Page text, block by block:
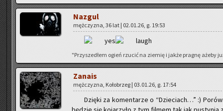
Na­zgul
męż­czy­zna, 36 lat | 02.01.26, g. 19:53
"Przy­sze­dłem ogień rzu­cić na zie­mię i jakże pra­gnę ażeby
Za­na­is
męż­czy­zna, Ko­ło­brzeg | 03.01.26, g. 17:54
Dzię­ki za ko­men­ta­rze o “Dzie­ciach…” :)